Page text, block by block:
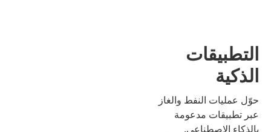
التطبيقات
الذكية
حوّل عمليات النفط والغاز
عبر تطبيقات مدعومة
بالذكاء الاصطناعي.